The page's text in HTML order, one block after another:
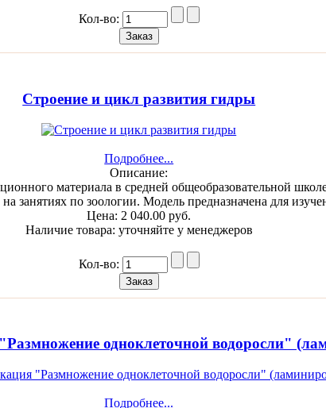
Кол-во:
Строение и цикл развития гидры
Подробнее...
Описание:
материала в средней общеобразовательной
занятиях по зоологии. Модель предназначена для
Цена: 2 040.00 руб.
Наличие товара: уточняйте у менеджеров
Кол-во:
одноклеточной водоросли"
Подробнее...